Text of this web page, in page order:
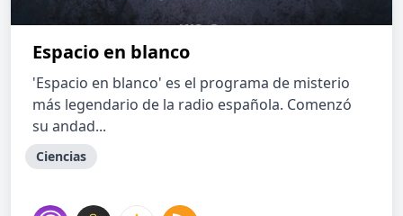
Espacio en blanco
'Espacio en blanco' es el programa de misterio
más legendario de la radio española. Comenzó
su andad...
Ciencias